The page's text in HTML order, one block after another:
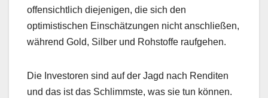
offensichtlich diejenigen, die sich den
optimistischen Einschätzungen nicht anschließen,
während Gold, Silber und Rohstoffe raufgehen.
Die Investoren sind auf der Jagd nach Renditen
und das ist das Schlimmste, was sie tun können.